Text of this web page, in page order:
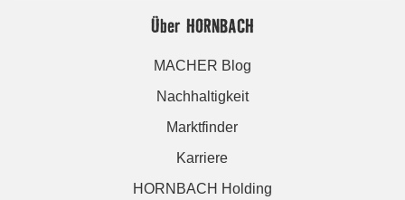
Über HORNBACH
MACHER Blog
Nachhaltigkeit
Marktfinder
Karriere
HORNBACH Holding